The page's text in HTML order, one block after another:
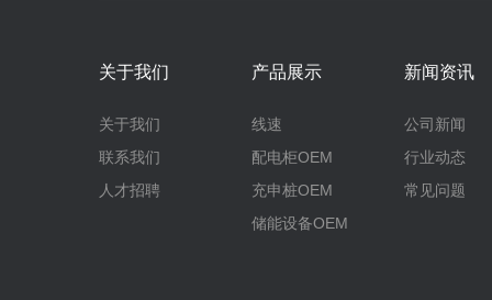
关于我们
关于我们
联系我们
人才招聘
产品展示
线速
配电柜OEM
充申桩OEM
储能设备OEM
新闻资讯
公司新闻
行业动态
常见问题